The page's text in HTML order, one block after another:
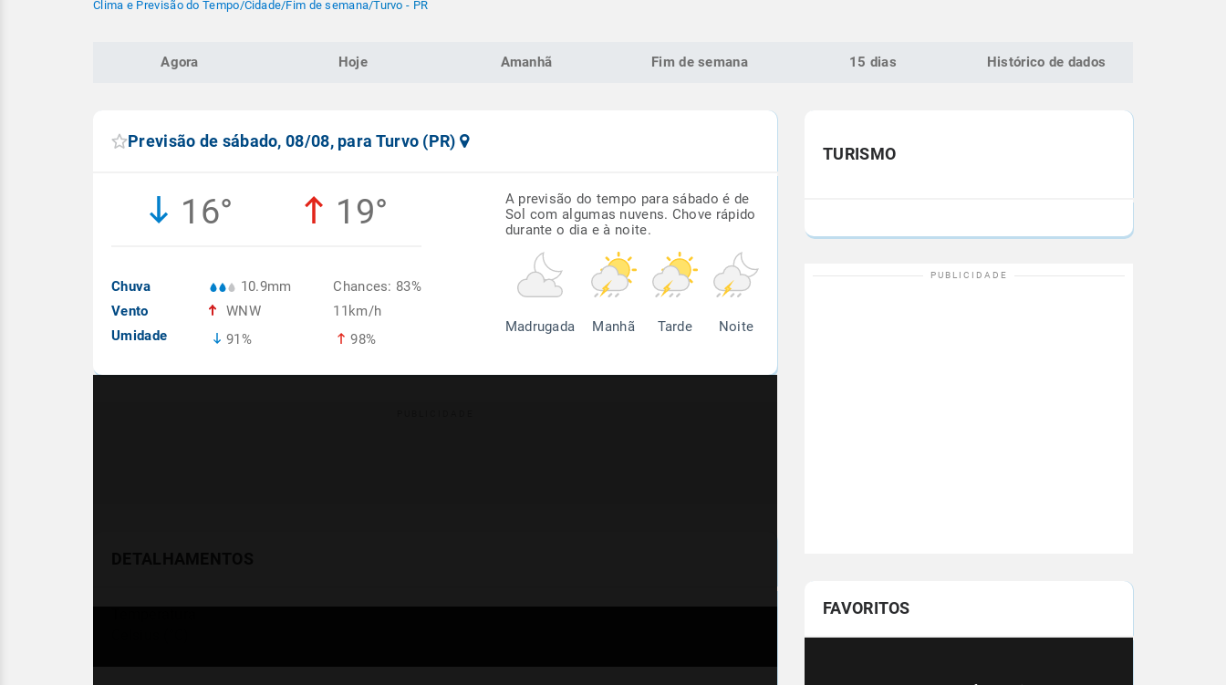
Clima e Previsão do Tempo/Cidade/Fim de semana/Turvo - PR
Agora Hoje Amanhã Fim de semana 15 dias Histórico de dados
Previsão de sábado, 08/08, para Turvo (PR)
16° 19°
Chuva
Vento
Umidade
10.9mm
WNW
91%
Chances: 83%
11km/h
98%
A previsão do tempo para sábado é de
Sol com algumas nuvens. Chove rápido
durante o dia e à noite.
Madrugada Manhã Tarde Noite
TURISMO
FAVORITOS